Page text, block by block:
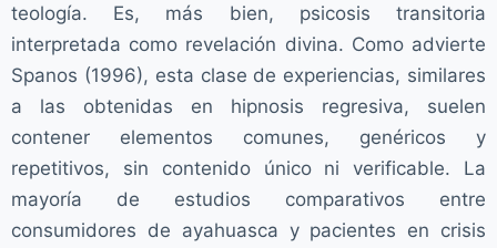
teología. Es, más bien, psicosis transitoria
interpretada como revelación divina. Como advierte
Spanos (1996), esta clase de experiencias, similares
a las obtenidas en hipnosis regresiva, suelen
contener elementos comunes, genéricos y
repetitivos, sin contenido único ni verificable. La
mayoría de estudios comparativos entre
consumidores de ayahuasca y pacientes en crisis